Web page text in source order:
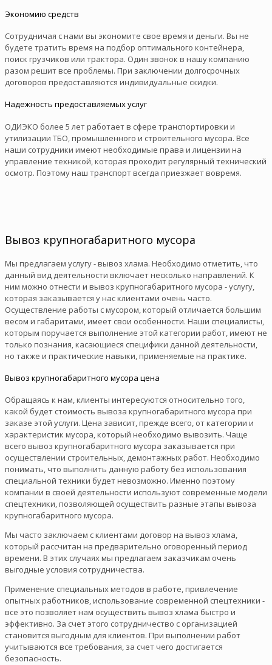
Экономию средств
Сотрудничая с нами вы экономите свое время и деньги. Вы не
будете тратить время на подбор оптимального контейнера,
поиск грузчиков или трактора. Один звонок в нашу компанию
разом решит все проблемы. При заключении долгосрочных
договоров предоставляются индивидуальные скидки.
Надежность предоставляемых услуг
ОДИЭКО более 5 лет работает в сфере транспортировки и
утилизации ТБО, промышленного и строительного мусора. Все
наши сотрудники имеют необходимые права и лицензии на
управление техникой, которая проходит регулярный технический
осмотр. Поэтому наш транспорт всегда приезжает вовремя.
Вывоз крупногабаритного мусора
Мы предлагаем услугу - вывоз хлама. Необходимо отметить, что
данный вид деятельности включает несколько направлений. К
ним можно отнести и вывоз крупногабаритного мусора - услугу,
которая заказывается у нас клиентами очень часто.
Осуществление работы с мусором, который отличается большим
весом и габаритами, имеет свои особенности. Наши специалисты,
которым поручается выполнение этой категории работ, имеют не
только познания, касающиеся специфики данной деятельности,
но также и практические навыки, применяемые на практике.
Вывоз крупногабаритного мусора цена
Обращаясь к нам, клиенты интересуются относительно того,
какой будет стоимость вывоза крупногабаритного мусора при
заказе этой услуги. Цена зависит, прежде всего, от категории и
характеристик мусора, который необходимо вывозить. Чаще
всего вывоз крупногабаритного мусора заказывается при
осуществлении строительных, демонтажных работ. Необходимо
понимать, что выполнить данную работу без использования
специальной техники будет невозможно. Именно поэтому
компании в своей деятельности используют современные модели
спецтехники, позволяющей осуществить разные этапы вывоза
крупногабаритного мусора.
Мы часто заключаем с клиентами договор на вывоз хлама,
который рассчитан на предварительно оговоренный период
времени. В этих случаях мы предлагаем заказчикам очень
выгодные условия сотрудничества.
Применение специальных методов в работе, привлечение
опытных работников, использование современной спецтехники -
все это позволяет нам осуществить вывоз хлама быстро и
эффективно. За счет этого сотрудничество с организацией
становится выгодным для клиентов. При выполнении работ
учитываются все требования, за счет чего достигается
безопасность.